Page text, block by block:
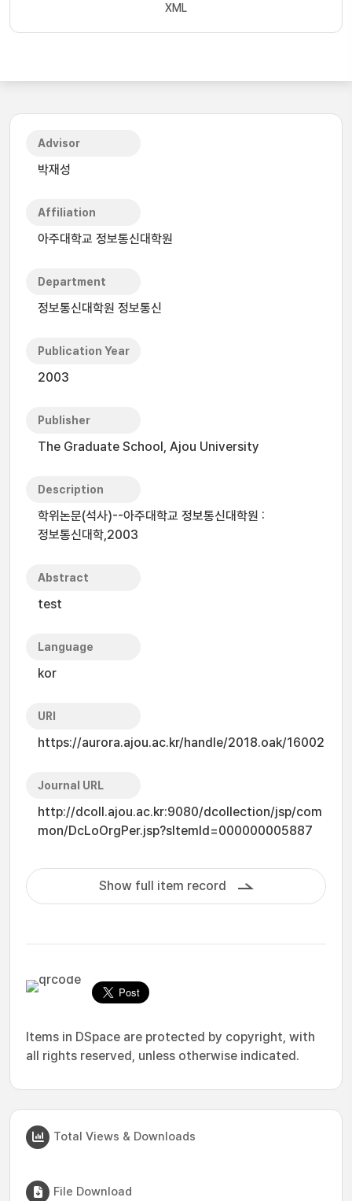
XML
Advisor
박재성
Affiliation
아주대학교 정보통신대학원
Department
정보통신대학원 정보통신
Publication Year
2003
Publisher
The Graduate School, Ajou University
Description
학위논문(석사)--아주대학교 정보통신대학원 :
정보통신대학,2003
Abstract
test
Language
kor
URI
https://aurora.ajou.ac.kr/handle/2018.oak/16002
Journal URL
http://dcoll.ajou.ac.kr:9080/dcollection/jsp/com
mon/DcLoOrgPer.jsp?sItemId=000000005887
Show full item record
Items in DSpace are protected by copyright, with
all rights reserved, unless otherwise indicated.
Total Views & Downloads
File Download